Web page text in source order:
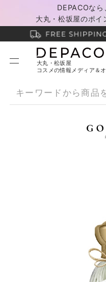
DEPACOなら
大丸・松坂屋のポイ
大丸・松坂屋
コスメの情報メディア＆